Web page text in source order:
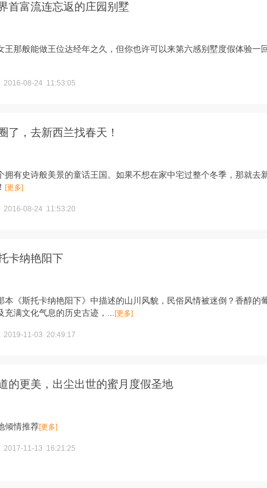
首富流连忘返的庄园别墅
王那般能做王位达经年之久，但你也许可以来第六感别墅度假体验一
2016-08-24 11:53:05
了，去新西兰找春天！
拥有史诗般美景的童话王国。如果不想在家中宅过整个冬季，那就去
[更多]
2016-08-24 11:53:20
卡纳艳阳下
本《斯托卡纳艳阳下》中描述的山川风貌，民俗风情被迷倒？香醇的
充满文化气息的历史古迹，...
[更多]
2019-11-03 20:49:17
的更美，出尘出世的蜜月度假圣地
倾情推荐[更多]
2017-11-13 16:21:25